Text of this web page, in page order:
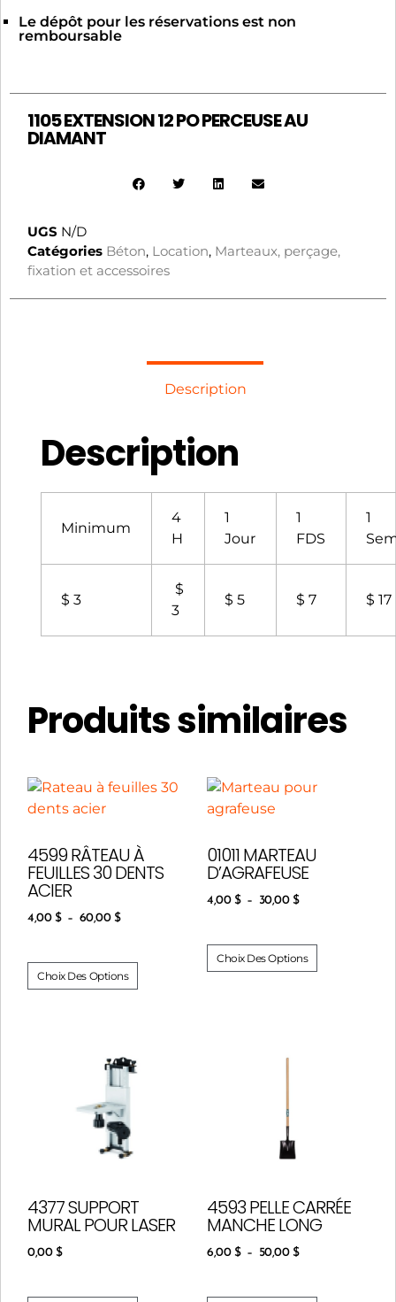
Le dépôt pour les réservations est non
remboursable
1105 EXTENSION 12 PO PERCEUSE AU
DIAMANT
UGS N/D
Catégories Béton, Location, Marteaux, perçage,
fixation et accessoires
Description
Description
Minimum
4
H
1
Jour
1
FDS
1
$ 3
$
3
$ 5 $ 7 $ 17
Produits similaires
4599 RÂTEAU À
FEUILLES 30 DENTS
ACIER
4,00 $ – 60,00 $
Choix Des Options
01011 MARTEAU
D’AGRAFEUSE
4,00 $ – 30,00 $
Choix Des Options
4377 SUPPORT
MURAL POUR LASER
0,00 $
4593 PELLE CARRÉE
MANCHE LONG
6,00 $ – 50,00 $